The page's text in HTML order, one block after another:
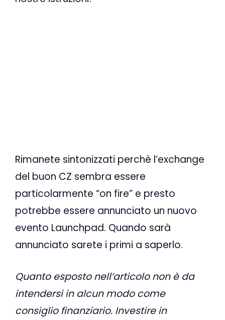
Rimanete sintonizzati perchè l’exchange
del buon CZ sembra essere
particolarmente “on fire” e presto
potrebbe essere annunciato un nuovo
evento Launchpad. Quando sarà
annunciato sarete i primi a saperlo.
Quanto esposto nell’articolo non è da
intendersi in alcun modo come
consiglio finanziario. Investire in